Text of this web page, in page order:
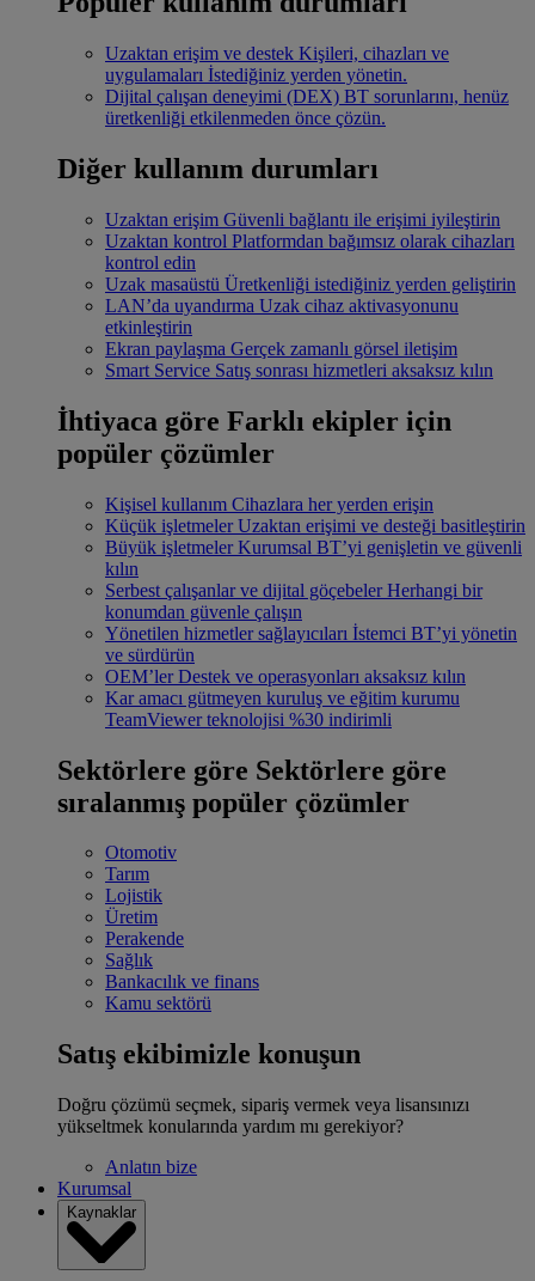
Uzaktan erişim ve destek Kişileri, cihazları ve
uygulamaları İstediğiniz yerden yönetin.
Dijital çalışan deneyimi (DEX) BT sorunlarını, henüz
üretkenliği etkilenmeden önce çözün.
Diğer kullanım durumları
Uzaktan erişim Güvenli bağlantı ile erişimi iyileştirin
Uzaktan kontrol Platformdan bağımsız olarak cihazları
kontrol edin
Uzak masaüstü Üretkenliği istediğiniz yerden geliştirin
LAN’da uyandırma Uzak cihaz aktivasyonunu
etkinleştirin
Ekran paylaşma Gerçek zamanlı görsel iletişim
Smart Service Satış sonrası hizmetleri aksaksız kılın
İhtiyaca göre Farklı ekipler için
popüler çözümler
Kişisel kullanım Cihazlara her yerden erişin
Küçük işletmeler Uzaktan erişimi ve desteği basitleştirin
Büyük işletmeler Kurumsal BT’yi genişletin ve güvenli
kılın
Serbest çalışanlar ve dijital göçebeler Herhangi bir
konumdan güvenle çalışın
Yönetilen hizmetler sağlayıcıları İstemci BT’yi yönetin
ve sürdürün
OEM’ler Destek ve operasyonları aksaksız kılın
Kar amacı gütmeyen kuruluş ve eğitim kurumu
TeamViewer teknolojisi %30 indirimli
Sektörlere göre Sektörlere göre
sıralanmış popüler çözümler
Otomotiv
Tarım
Lojistik
Üretim
Perakende
Sağlık
Bankacılık ve finans
Kamu sektörü
Satış ekibimizle konuşun
Doğru çözümü seçmek, sipariş vermek veya lisansınızı
yükseltmek konularında yardım mı gerekiyor?
Anlatın bize
Kurumsal
Kaynaklar